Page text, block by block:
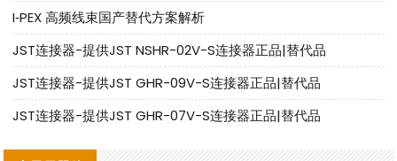
I‑PEX 高频线束国产替代方案解析
JST连接器-提供JST NSHR-02V-S连接器正品|替代品
JST连接器-提供JST GHR-09V-S连接器正品|替代品
JST连接器-提供JST GHR-07V-S连接器正品|替代品